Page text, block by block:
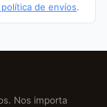
de envíos.
Nos importa